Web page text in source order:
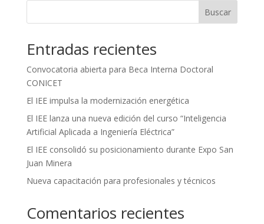
Buscar
Entradas recientes
Convocatoria abierta para Beca Interna Doctoral
CONICET
El IEE impulsa la modernización energética
El IEE lanza una nueva edición del curso “Inteligencia
Artificial Aplicada a Ingeniería Eléctrica”
El IEE consolidó su posicionamiento durante Expo San
Juan Minera
Nueva capacitación para profesionales y técnicos
Comentarios recientes